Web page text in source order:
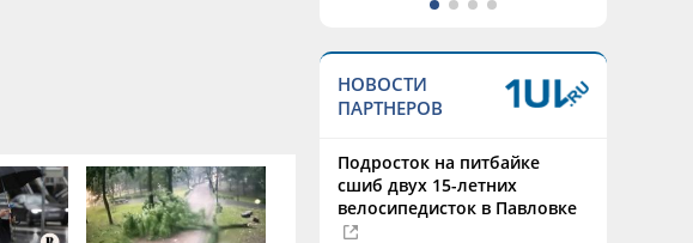
НОВОСТИ
ПАРТНЕРОВ
Подросток на питбайке
сшиб двух 15-летних
велосипедисток в Павловке